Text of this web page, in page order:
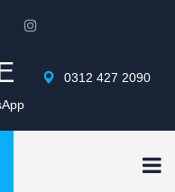
0312 427 2090